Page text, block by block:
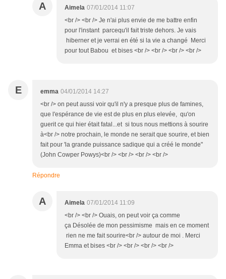
A Aimela 07/01/2014 11:07
<br /> <br /> Je n'ai plus envie de me battre enfin
pour l'instant parcequ'il fait triste dehors. Je vais
hiberner et je verrai en été si la vie a changé Merci
pour tout Babou et bises <br /> <br /> <br /> <br />
E emma 04/01/2014 14:27
<br /> on peut aussi voir qu'il n'y a presque plus de famines,
que l'espérance de vie est de plus en plus elevée, qu'on
guerit ce qui hier était fatal...et si tous nous mettions à sourire
à<br /> notre prochain, le monde ne serait que sourire, et bien
fait pour 'la grande puissance sadique qui a créé le monde"
(John Cowper Powys)<br /> <br /> <br /> <br />
Répondre
A Aimela 07/01/2014 11:09
<br /> <br /> Ouais, on peut voir ça comme
ça Désolée de mon pessimisme mais en ce moment
rien ne me fait sourire<br /> autour de moi . Merci
Emma et bises <br /> <br /> <br /> <br />